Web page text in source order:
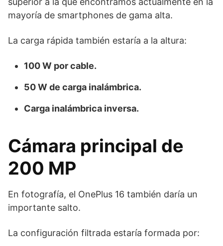
mayoría de smartphones de gama alta.
La carga rápida también estaría a la altura:
100 W por cable.
50 W de carga inalámbrica.
Carga inalámbrica inversa.
Cámara principal de
200 MP
En fotografía, el OnePlus 16 también daría un
importante salto.
La configuración filtrada estaría formada por: